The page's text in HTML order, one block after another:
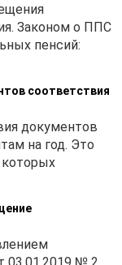
Законом о ППС
пенсий:
соответствия
документов
на год. Это
которых
03.01.2019 № 2